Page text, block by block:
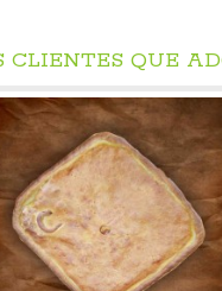
CLIENTES QUE